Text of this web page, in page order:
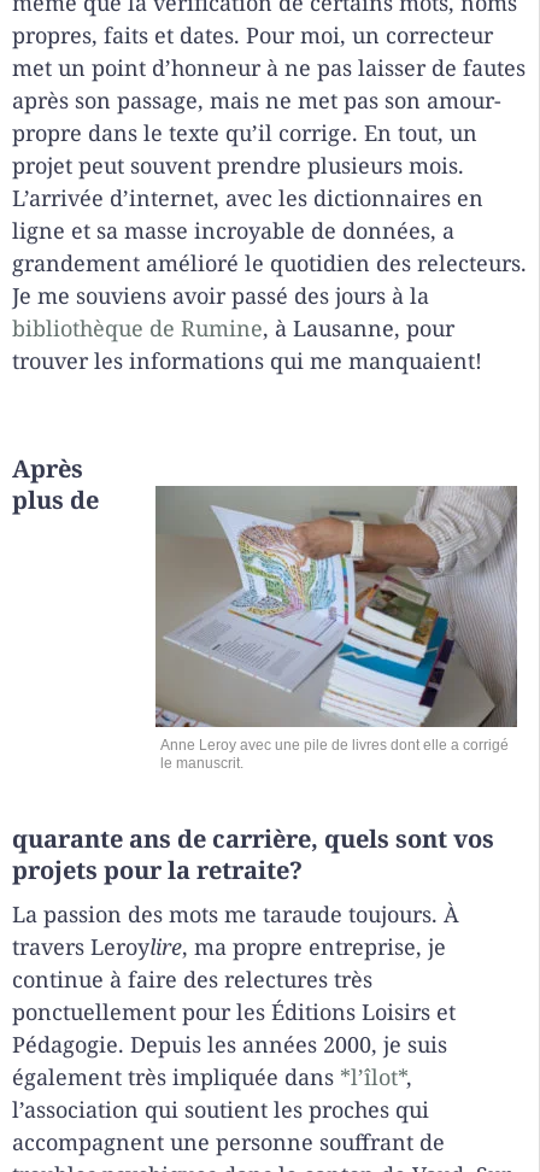
propres, faits et dates. Pour moi, un correcteur
met un point d’honneur à ne pas laisser de fautes
après son passage, mais ne met pas son amour-
propre dans le texte qu’il corrige. En tout, un
projet peut souvent prendre plusieurs mois.
L’arrivée d’internet, avec les dictionnaires en
ligne et sa masse incroyable de données, a
grandement amélioré le quotidien des relecteurs.
Je me souviens avoir passé des jours à la
bibliothèque de Rumine, à Lausanne, pour
trouver les informations qui me manquaient!
Anne Leroy avec une pile de livres dont elle a corrigé
le manuscrit.
Après
plus de
quarante ans de carrière, quels sont vos
projets pour la retraite?
La passion des mots me taraude toujours. À
travers Leroylire, ma propre entreprise, je
continue à faire des relectures très
ponctuellement pour les Éditions Loisirs et
Pédagogie. Depuis les années 2000, je suis
également très impliquée dans *l’îlot*,
l’association qui soutient les proches qui
accompagnent une personne souffrant de